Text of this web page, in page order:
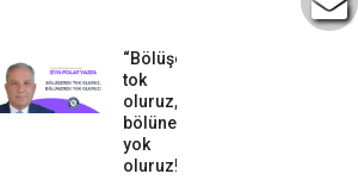
“Bölüşerek
tok
oluruz,
bölünerek
yok
oluruz!”